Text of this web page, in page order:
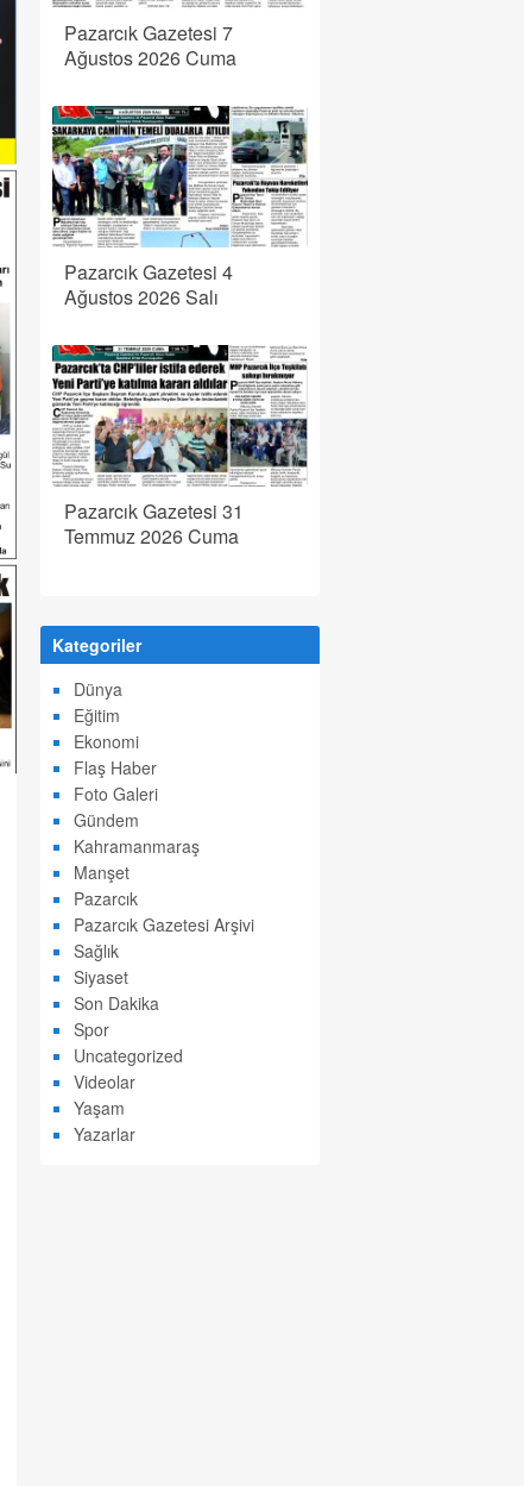
Pazarcık Gazetesi 7
Ağustos 2026 Cuma
Pazarcık Gazetesi 4
Ağustos 2026 Salı
Pazarcık Gazetesi 31
Temmuz 2026 Cuma
Kategoriler
Dünya
Eğitim
Ekonomi
Flaş Haber
Foto Galeri
Gündem
Kahramanmaraş
Manşet
Pazarcık
Pazarcık Gazetesi Arşivi
Sağlık
Siyaset
Son Dakika
Spor
Uncategorized
Videolar
Yaşam
Yazarlar